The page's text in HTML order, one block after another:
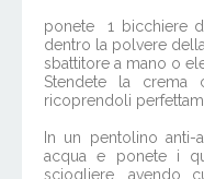
ponete 1 bicchiere
dentro la polvere
sbattitore a mano o
Stendete la crema
ricoprendoli
In un pentolino anti-
acqua e ponete i
sciogliere, avendo